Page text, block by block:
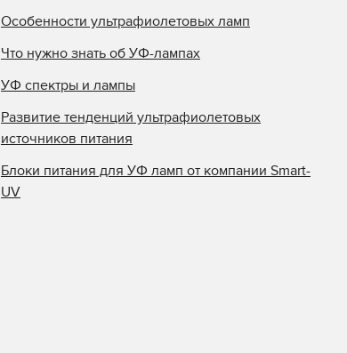
Особенности ультрафиолетовых ламп
Что нужно знать об УФ-лампах
УФ спектры и лампы
Развитие тенденций ультрафиолетовых
источников питания
Блоки питания для УФ ламп от компании Smart-
UV